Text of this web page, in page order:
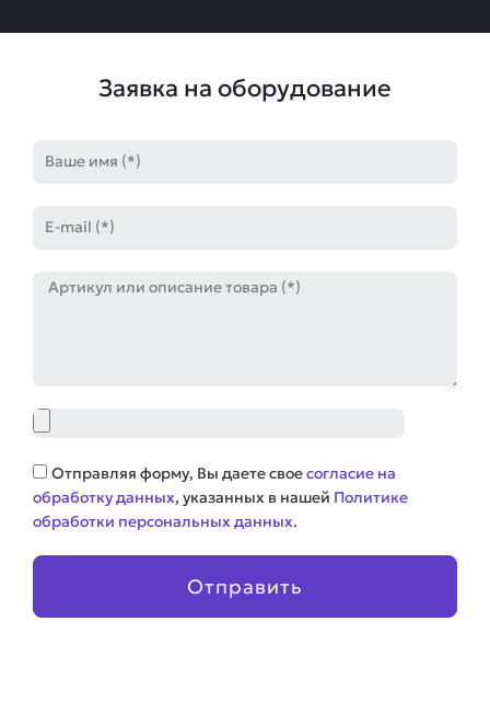
Заявка на оборудование
mail
Артикул
Файл
Соглашение
Отправляя форму, Вы даете своесогласие на
обработку данных, указанных в нашей Политике
обработки персональных данных.
Отправить